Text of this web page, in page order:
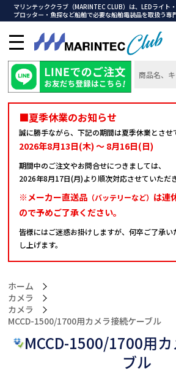
マリンテッククラブ（MARINTEC CLUB）は、LEDライト
プロッター・魚探など船舶で必要な船舶電装品を取扱う専
メ
ニ
ュ
ー
を
■夏季休業のお知らせ
誠に勝手ながら、下記の期間は夏季休業とさせ
2026年8月13日(木) ～ 8月16日(日)
期間中のご注文やお問合せにつきましては、
2026年8月17日(月)より順次対応させていただき
※メーカー直送品 （バッテリーなど） は連
ので予めご了承ください。
皆様にはご迷惑お掛けしますが、何卒ご了承
し上げます。
ホーム
カメラ
カメラ
>MCCD-1500/1700用カメラ接続ケーブル
MCCD-1500/1700用
ブル